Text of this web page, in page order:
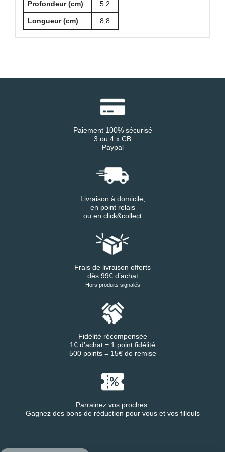
Profondeur (cm) 5.2
Longueur (cm) 8,8
Paiement 100% sécurisé
3 ou 4 x CB
Paypal
Livraison à domicile,
en point relais
ou en click&collect
Frais de livraison offerts
dès 99€ d’achat
Hors produits signalés
Fidélité récompensée
1€ d’achat = 1 point fidélité
500 points = 15€ de remise
Parrainez vos proches.
Gagnez des bons de réduction pour vous et vos filleuls